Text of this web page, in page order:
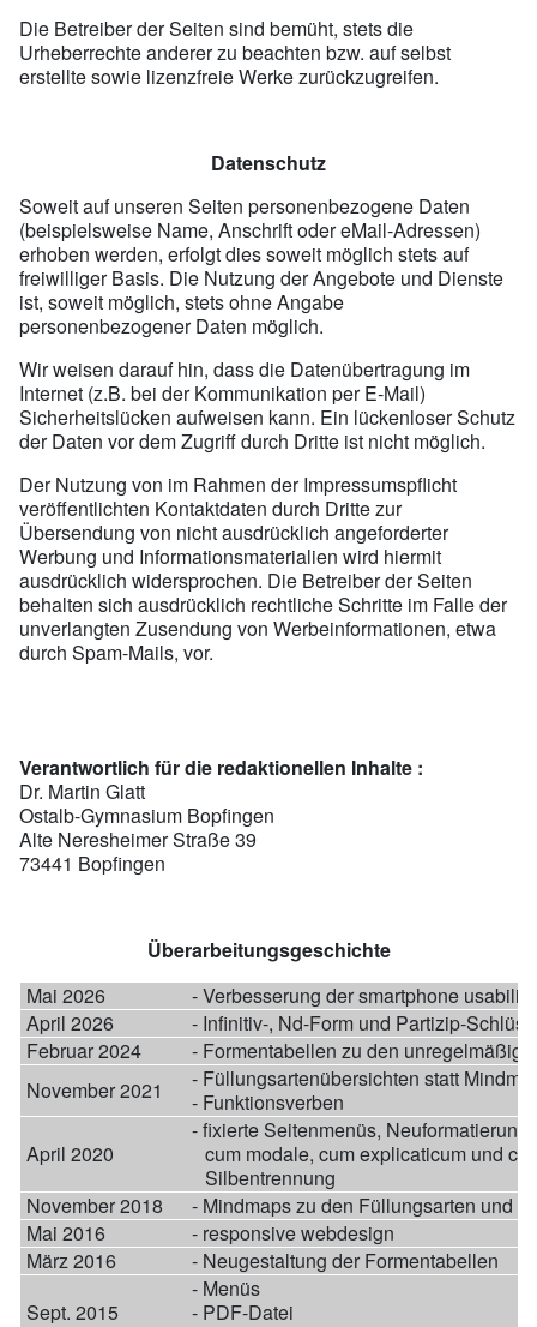
Die Betreiber der Seiten sind bemüht, stets die
Urheberrechte anderer zu beachten bzw. auf selbst
erstellte sowie lizenzfreie Werke zurückzugreifen.
Datenschutz
Soweit auf unseren Seiten personenbezogene Daten
(beispielsweise Name, Anschrift oder eMail-Adressen)
erhoben werden, erfolgt dies soweit möglich stets auf
freiwilliger Basis. Die Nutzung der Angebote und Dienste
ist, soweit möglich, stets ohne Angabe
personenbezogener Daten möglich.
Wir weisen darauf hin, dass die Datenübertragung im
Internet (z.B. bei der Kommunikation per E-Mail)
Sicherheitslücken aufweisen kann. Ein lückenloser Schutz
der Daten vor dem Zugriff durch Dritte ist nicht möglich.
Der Nutzung von im Rahmen der Impressumspflicht
veröffentlichten Kontaktdaten durch Dritte zur
Übersendung von nicht ausdrücklich angeforderter
Werbung und Informationsmaterialien wird hiermit
ausdrücklich widersprochen. Die Betreiber der Seiten
behalten sich ausdrücklich rechtliche Schritte im Falle der
unverlangten Zusendung von Werbeinformationen, etwa
durch Spam-Mails, vor.
Verantwortlich für die redaktionellen Inhalte :
Dr. Martin Glatt
Ostalb-Gymnasium Bopfingen
Alte Neresheimer Straße 39
73441 Bopfingen
Überarbeitungsgeschichte
Mai 2026
- Verbesserung der smartphone usability
April 2026
- Infinitiv-, Nd-Form und Partizip-
Februar 2024
- Formentabellen zu den
November 2021
- Füllungsartenübersichten statt
- Funktionsverben
April 2020
- fixierte Seitenmenüs,
cum modale, cum explicaticum und
Silbentrennung
November 2018
- Mindmaps zu den Füllungsarten und
Mai 2016
- responsive webdesign
März 2016
- Neugestaltung der Formentabellen
Sept. 2015
- Menüs
- PDF-Datei